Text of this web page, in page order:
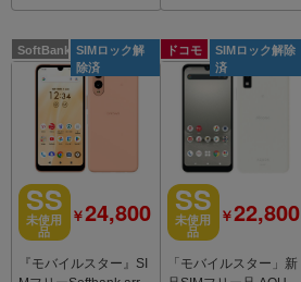
SoftBank SIMロック解
除済
SS
未使用
品
￥24,800
『モバイルスター』SI
ドコモ
SIMロック解除
済
SS
未使用
品
￥22,800
「モバイルスター」新